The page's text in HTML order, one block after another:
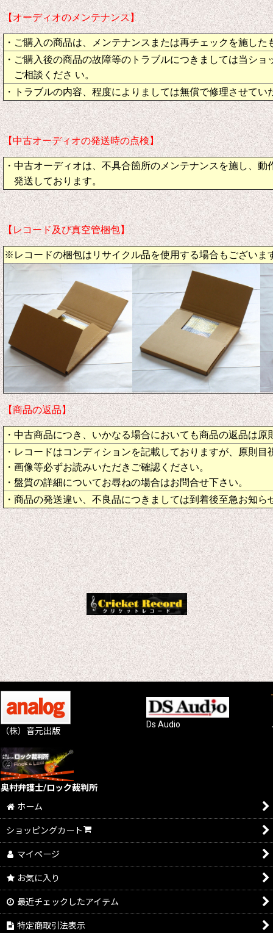
【オーディオのメンテナンス】
・ご購入の商品は、メンテナンスまたは再チェックを施し
・ご購入後の商品の故障等のトラブルにつきましては当ショ
ご相談くださ い。
・トラブルの内容、程度によりましては無償で修理させてい
【中古オーディオの発送時の点検】
・中古オーディオは、不具合箇所のメンテナンスを施し、動
発送しております。
【レコード及び真空管梱包】
※レコードの梱包はリサイクル品を使用する場合もございま
【商品の返品】
・中古商品につき、いかなる場合においても商品の返品は原
・レコードはコンディションを記載しておりますが、原則目
・画像等必ずお読みいただきご確認ください。
・盤質の詳細についてお尋ねの場合はお問合せ下さい。
・商品の発送違い、不良品につきましては到着後至急お知ら
（株）音元出版
Ds Audio
奥村弁護士/ロック裁判所
ホーム
ショッピングカート
マイページ
お気に入り
最近チェックしたアイテム
特定商取引法表示